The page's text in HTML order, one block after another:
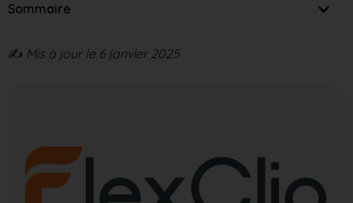
Sommaire
✍️ Mis à jour le 6 janvier 2025